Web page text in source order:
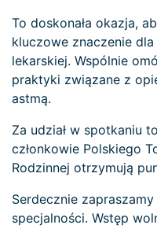
To doskonała okazja,
kluczowe znaczenie
lekarskiej. Wspólnie
praktyki związane z
astmą.
Za udział w spotkaniu
członkowie Polskiego
Rodzinnej otrzymują
Serdecznie
specjalności. Wstęp